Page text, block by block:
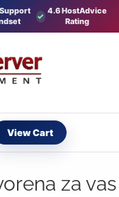
4.6 HostAdvice
Rating
View Cart
za vas